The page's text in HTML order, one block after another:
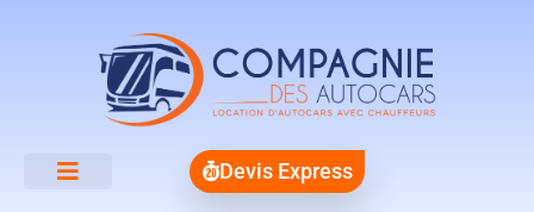
Devis Express